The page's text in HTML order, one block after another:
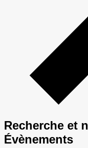
Recherche et
Évènements